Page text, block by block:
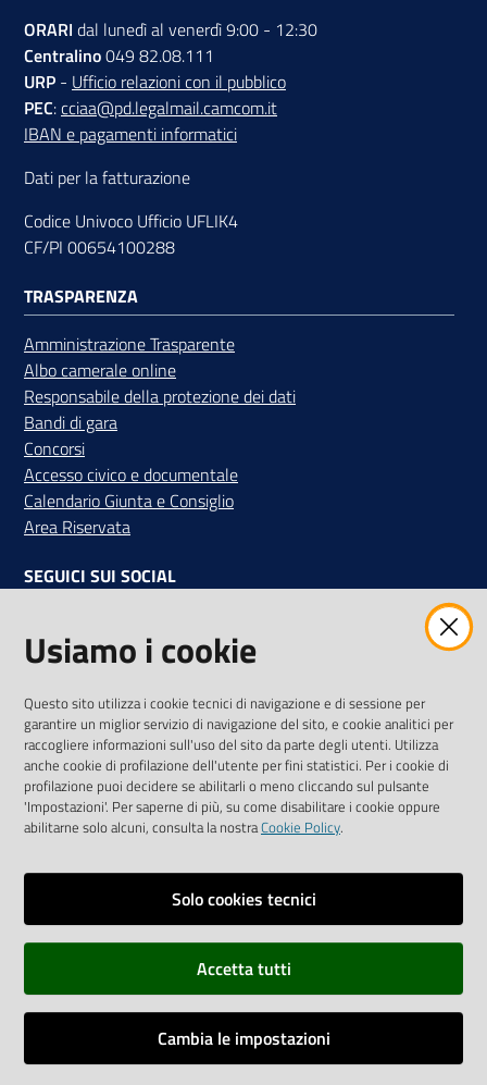
ORARI dal lunedì al venerdì 9:00 - 12:30
Centralino049 82.08.111
URP - Ufficio relazioni con il pubblico
PEC:cciaa@pd.legalmail.camcom.it
IBAN e pagamenti informatici
Dati per la fatturazione
Codice Univoco Ufficio UFLIK4
CF/PI 00654100288
TRASPARENZA
Amministrazione Trasparente
Albo camerale online
Responsabile della protezione dei dati
Bandi di gara
Concorsi
Accesso civico e documentale
Calendario Giunta e Consiglio
Area Riservata
SEGUICI SUI SOCIAL
Ricevi tutti gli aggiornamenti su eventi, nuove opportunità e
adempimenti normativi
Privacy policy
Assistenza
Usiamo i cookie
Questo sito utilizza i cookie tecnici di navigazione e di sessione per
garantire un miglior servizio di navigazione del sito, e cookie analitici per
raccogliere informazioni sull'uso del sito da parte degli utenti. Utilizza
anche cookie di profilazione dell'utente per fini statistici. Per i cookie di
profilazione puoi decidere se abilitarli o meno cliccando sul pulsante
'Impostazioni'. Per saperne di più, su come disabilitare i cookie oppure
abilitarne solo alcuni, consulta la nostraCookie Policy.
Solo cookies tecnici
Accetta tutti
Cambia le impostazioni